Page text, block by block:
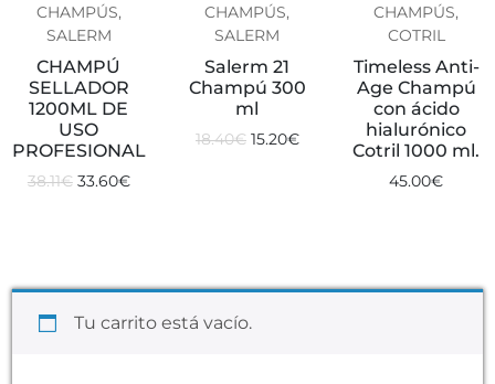
CHAMPÚS,
SALERM
CHAMPÚ
SELLADOR
1200ML DE
USO
PROFESIONAL
38.11€ 33.60€
CHAMPÚS,
SALERM
Salerm 21
Champú 300
ml
18.40€ 15.20€
CHAMPÚS,
COTRIL
Timeless Anti-
Age Champú
con ácido
hialurónico
Cotril 1000 ml.
45.00€
Tu carrito está vacío.